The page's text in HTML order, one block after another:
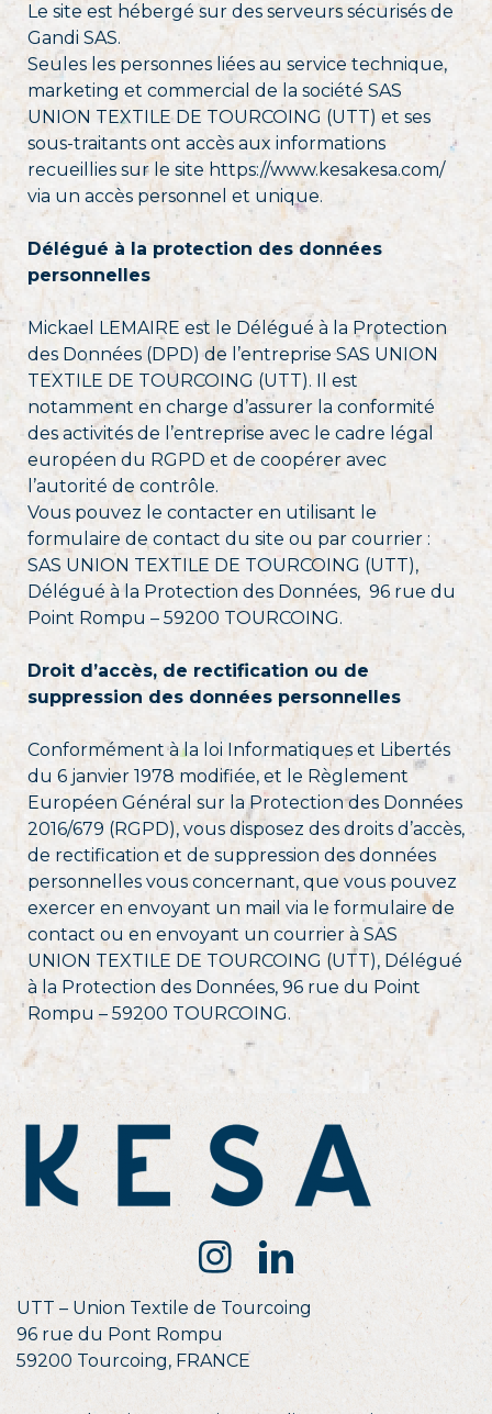
Le site est hébergé sur des serveurs sécurisés de
Gandi SAS.
Seules les personnes liées au service technique,
marketing et commercial de la société SAS
UNION TEXTILE DE TOURCOING (UTT) et ses
sous-traitants ont accès aux informations
recueillies sur le site https://www.kesakesa.com/
via un accès personnel et unique.
Délégué à la protection des données
personnelles
Mickael LEMAIRE est le Délégué à la Protection
des Données (DPD) de l’entreprise SAS UNION
TEXTILE DE TOURCOING (UTT). Il est
notamment en charge d’assurer la conformité
des activités de l’entreprise avec le cadre légal
européen du RGPD et de coopérer avec
l’autorité de contrôle.
Vous pouvez le contacter en utilisant le
formulaire de contact du site ou par courrier :
SAS UNION TEXTILE DE TOURCOING (UTT),
Délégué à la Protection des Données, 96 rue du
Point Rompu – 59200 TOURCOING.
Droit d’accès, de rectification ou de
suppression des données personnelles
Conformément à la loi Informatiques et Libertés
du 6 janvier 1978 modifiée, et le Règlement
Européen Général sur la Protection des Données
2016/679 (RGPD), vous disposez des droits d’accès,
de rectification et de suppression des données
personnelles vous concernant, que vous pouvez
exercer en envoyant un mail via le formulaire de
contact ou en envoyant un courrier à SAS
UNION TEXTILE DE TOURCOING (UTT), Délégué
à la Protection des Données, 96 rue du Point
Rompu – 59200 TOURCOING.
UTT – Union Textile de Tourcoing
96 rue du Pont Rompu
59200 Tourcoing, FRANCE